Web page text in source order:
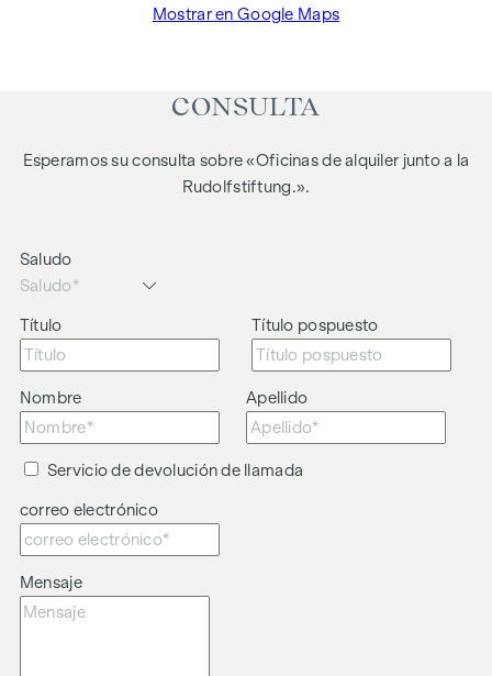
Mostrar en Google Maps
CONSULTA
Esperamos su consulta sobre «Oficinas de alquiler junto a la
Rudolfstiftung.».
Saludo
Título Título pospuesto
Nombre Apellido
Servicio de devolución de llamada
correo electrónico
Mensaje